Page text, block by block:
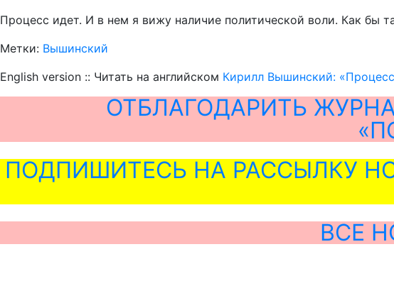
Процесс идет. И в нем я вижу наличие политической воли. Как бы
Метки: Вышинский
English version :: Читать на английском Кирилл Вышинский:
ОТБЛАГОДАРИТЬ
ПОДПИШИТЕСЬ НА РАССЫЛКУ
ВСЕ